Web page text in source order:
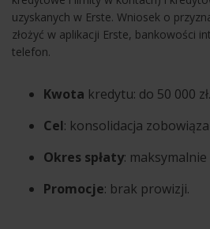
uzyskanych w Erste. Wniosek o
złożyć w aplikacji Erste, bankowości
telefon.
Kwota kredytu: do 50 000 zł.
Cel: konsolidacja
Okres spłaty:
Promocje: brak prowizji.